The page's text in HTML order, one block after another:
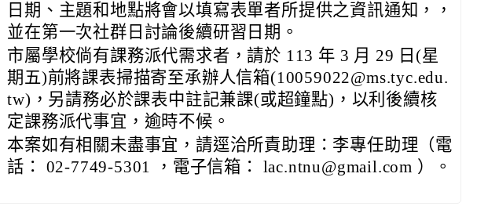
日期、主題和地點將會以填寫表單者所提供之資訊通知，，
並在第一次社群日討論後續研習日期。
市屬學校倘有課務派代需求者，請於 113 年 3 月 29 日(星
期五)前將課表掃描寄至承辦人信箱(10059022@ms.tyc.edu.
tw)，另請務必於課表中註記兼課(或超鐘點)，以利後續核
定課務派代事宜，逾時不候。
本案如有相關未盡事宜，請逕洽所責助理：李專任助理（電
話： 02-7749-5301 ，電子信箱： lac.ntnu@gmail.com ）。